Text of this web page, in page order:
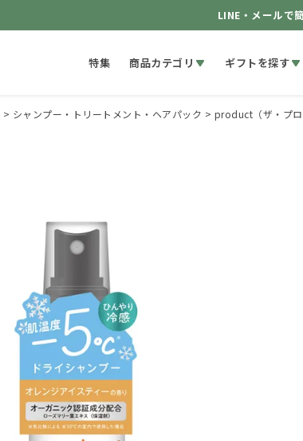
LINE・メールで
特集 商品カテゴリ ギフトを探す
シャンプー・トリートメント・ヘアパック product（ザ・プロ